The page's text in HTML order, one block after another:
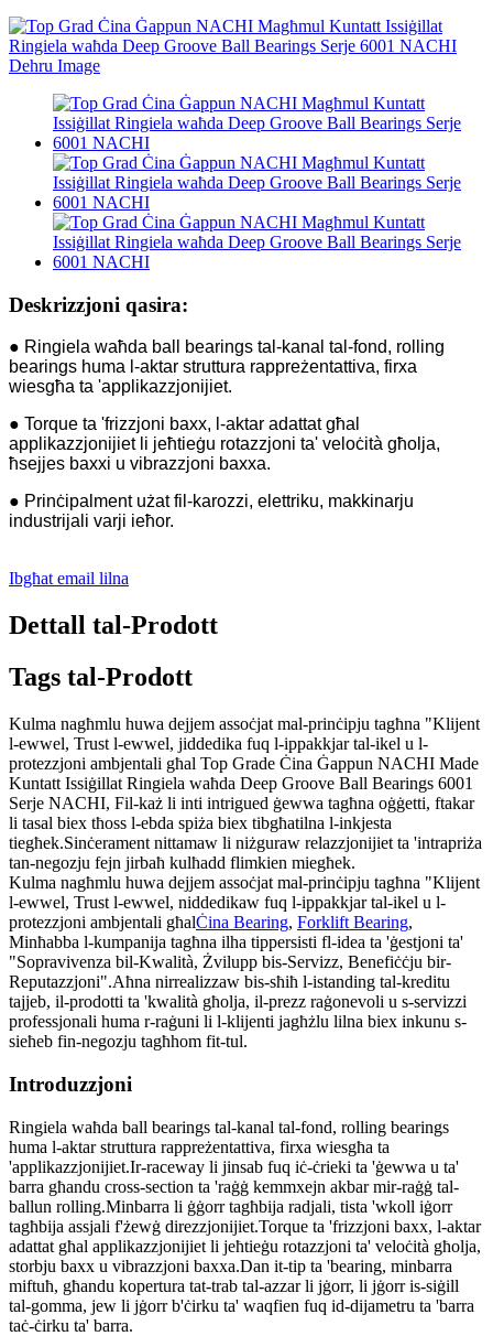
Deskrizzjoni qasira:
● Ringiela waħda ball bearings tal-kanal tal-fond, rolling
bearings huma l-aktar struttura rappreżentattiva, firxa
wiesgħa ta 'applikazzjonijiet.
● Torque ta 'frizzjoni baxx, l-aktar adattat għal
applikazzjonijiet li jeħtieġu rotazzjoni ta' veloċità għolja,
ħsejjes baxxi u vibrazzjoni baxxa.
● Prinċipalment użat fil-karozzi, elettriku, makkinarju
industrijali varji ieħor.
Ibgħat email lilna
Dettall tal-Prodott
Tags tal-Prodott
Kulma nagħmlu huwa dejjem assoċjat mal-prinċipju tagħna "Klijent
l-ewwel, Trust l-ewwel, jiddedika fuq l-ippakkjar tal-ikel u l-
protezzjoni ambjentali għal Top Grade Ċina Ġappun NACHI Made
Kuntatt Issiġillat Ringiela waħda Deep Groove Ball Bearings 6001
Serje NACHI, Fil-każ li inti intrigued ġewwa tagħna oġġetti, ftakar
li tasal biex tħoss l-ebda spiża biex tibgħatilna l-inkjesta
tiegħek.Sinċerament nittamaw li niżguraw relazzjonijiet ta 'intrapriża
tan-negozju fejn jirbaħ kulħadd flimkien miegħek.
Kulma nagħmlu huwa dejjem assoċjat mal-prinċipju tagħna "Klijent
l-ewwel, Trust l-ewwel, niddedikaw fuq l-ippakkjar tal-ikel u l-
protezzjoni ambjentali għalĊina Bearing, Forklift Bearing,
Minħabba l-kumpanija tagħna ilha tippersisti fl-idea ta 'ġestjoni ta'
"Sopravivenza bil-Kwalità, Żvilupp bis-Servizz, Benefiċċju bir-
Reputazzjoni".Aħna nirrealizzaw bis-sħiħ l-istanding tal-kreditu
tajjeb, il-prodotti ta 'kwalità għolja, il-prezz raġonevoli u s-servizzi
professjonali huma r-raġuni li l-klijenti jagħżlu lilna biex inkunu s-
sieħeb fin-negozju tagħhom fit-tul.
Introduzzjoni
Ringiela waħda ball bearings tal-kanal tal-fond, rolling bearings
huma l-aktar struttura rappreżentattiva, firxa wiesgħa ta
'applikazzjonijiet.Ir-raceway li jinsab fuq iċ-ċrieki ta 'ġewwa u ta'
barra għandu cross-section ta 'raġġ kemmxejn akbar mir-raġġ tal-
ballun rolling.Minbarra li ġġorr tagħbija radjali, tista 'wkoll iġorr
tagħbija assjali f'żewġ direzzjonijiet.Torque ta 'frizzjoni baxx, l-aktar
adattat għal applikazzjonijiet li jeħtieġu rotazzjoni ta' veloċità għolja,
storbju baxx u vibrazzjoni baxxa.Dan it-tip ta 'bearing, minbarra
miftuħ, għandu kopertura tat-trab tal-azzar li jġorr, li jġorr is-siġill
tal-gomma, jew li jġorr b'ċirku ta' waqfien fuq id-dijametru ta 'barra
taċ-ċirku ta' barra.